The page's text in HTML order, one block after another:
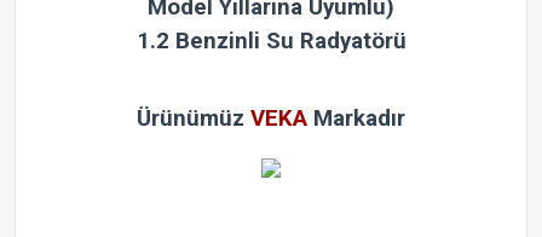
Model Yıllarına Uyumlu)
1.2 Benzinli Su Radyatörü
Ürünümüz VEKA Markadır